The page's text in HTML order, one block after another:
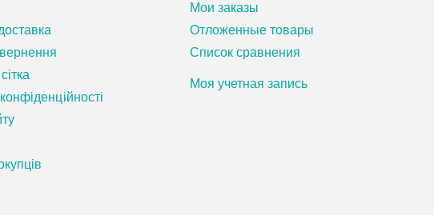
Мои заказы
Отложенные товары
Список сравнения
Моя учетная запись